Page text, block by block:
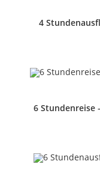
4
6 Stundenreise